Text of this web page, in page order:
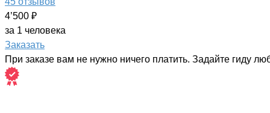
4’500 ₽
за 1 человека
Заказать
При заказе вам не нужно ничего платить. Задайте гиду